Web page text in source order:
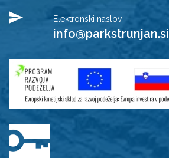
Elektronski naslov
info@parkstrunjan.si